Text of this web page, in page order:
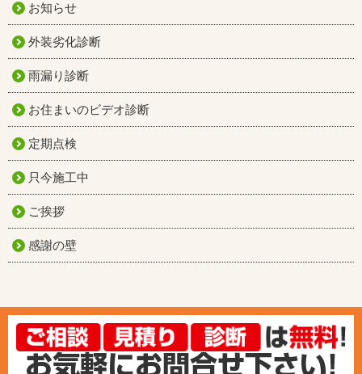
お知らせ
外装劣化診断
雨漏り診断
お住まいのビデオ診断
定期点検
只今施工中
ご挨拶
感謝の壁